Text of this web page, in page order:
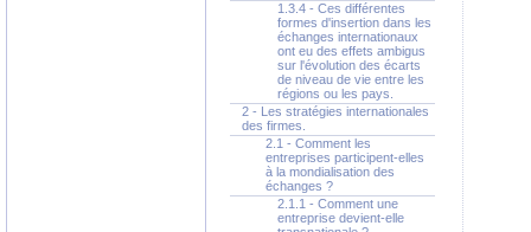
1.3.4 - Ces différentes
formes d'insertion dans les
échanges internationaux
ont eu des effets ambigus
sur l'évolution des écarts
de niveau de vie entre les
régions ou les pays.
2 - Les stratégies internationales
des firmes.
2.1 - Comment les
entreprises participent-elles
à la mondialisation des
échanges ?
2.1.1 - Comment une
entreprise devient-elle